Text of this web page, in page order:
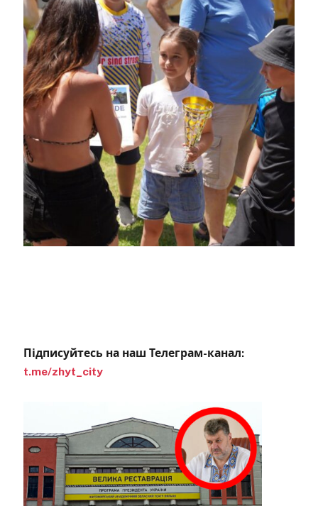
Підписуйтесь на наш Телеграм-канал:
t.me/zhyt_city